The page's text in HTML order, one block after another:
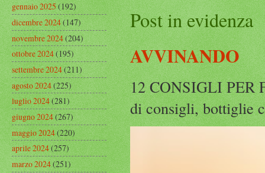
Post in evidenza
AVVINANDO
12 CONSIGLI PER
di consigli, bottiglie
gennaio 2025(192)
dicembre 2024(147)
novembre 2024(204)
ottobre 2024(195)
settembre 2024(211)
agosto 2024(225)
luglio 2024(281)
giugno 2024(267)
maggio 2024(220)
aprile 2024(257)
marzo 2024(251)